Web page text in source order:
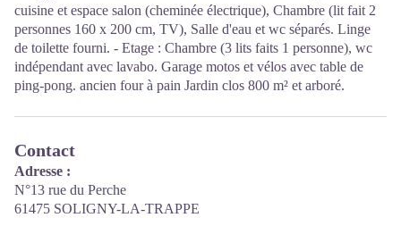
cuisine et espace salon (cheminée électrique), Chambre (lit fait 2
personnes 160 x 200 cm, TV), Salle d'eau et wc séparés. Linge
de toilette fourni. - Etage : Chambre (3 lits faits 1 personne), wc
indépendant avec lavabo. Garage motos et vélos avec table de
ping-pong. ancien four à pain Jardin clos 800 m² et arboré.
Contact
Adresse :
N°13 rue du Perche
61475 SOLIGNY-LA-TRAPPE